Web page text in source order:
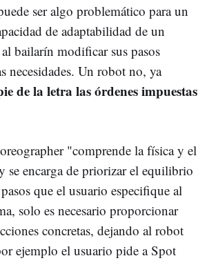
ser algo problemático para un
de adaptabilidad de un
bailarín modificar sus pasos
necesidades. Un robot no, ya
de la letra las órdenes impuestas
"comprende la física y el
se encarga de priorizar el equilibrio
que el usuario especifique al
solo es necesario proporcionar
concretas, dejando al robot
ejemplo el usuario pide a Spot